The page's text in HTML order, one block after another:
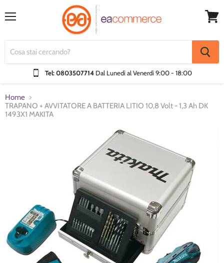
Tel: 0803507714 Dal Lunedì al Venerdì9:00 - 18:00
Home
TRAPANO + AVVITATORE A BATTERIA LITIO 10,8 Volt - 1,3 Ah DK
1493X1 MAKITA